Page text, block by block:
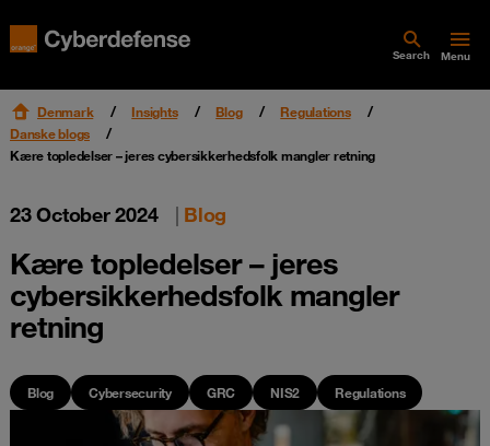
Search Menu
Denmark Insights Blog
Regulations
Danske blogs
Kære topledelser – jeres cybersikkerhedsfolk mangler retning
23 October 2024 | Blog
Kære topledelser – jeres
cybersikkerhedsfolk mangler
retning
Blog Cybersecurity GRC NIS2 Regulations